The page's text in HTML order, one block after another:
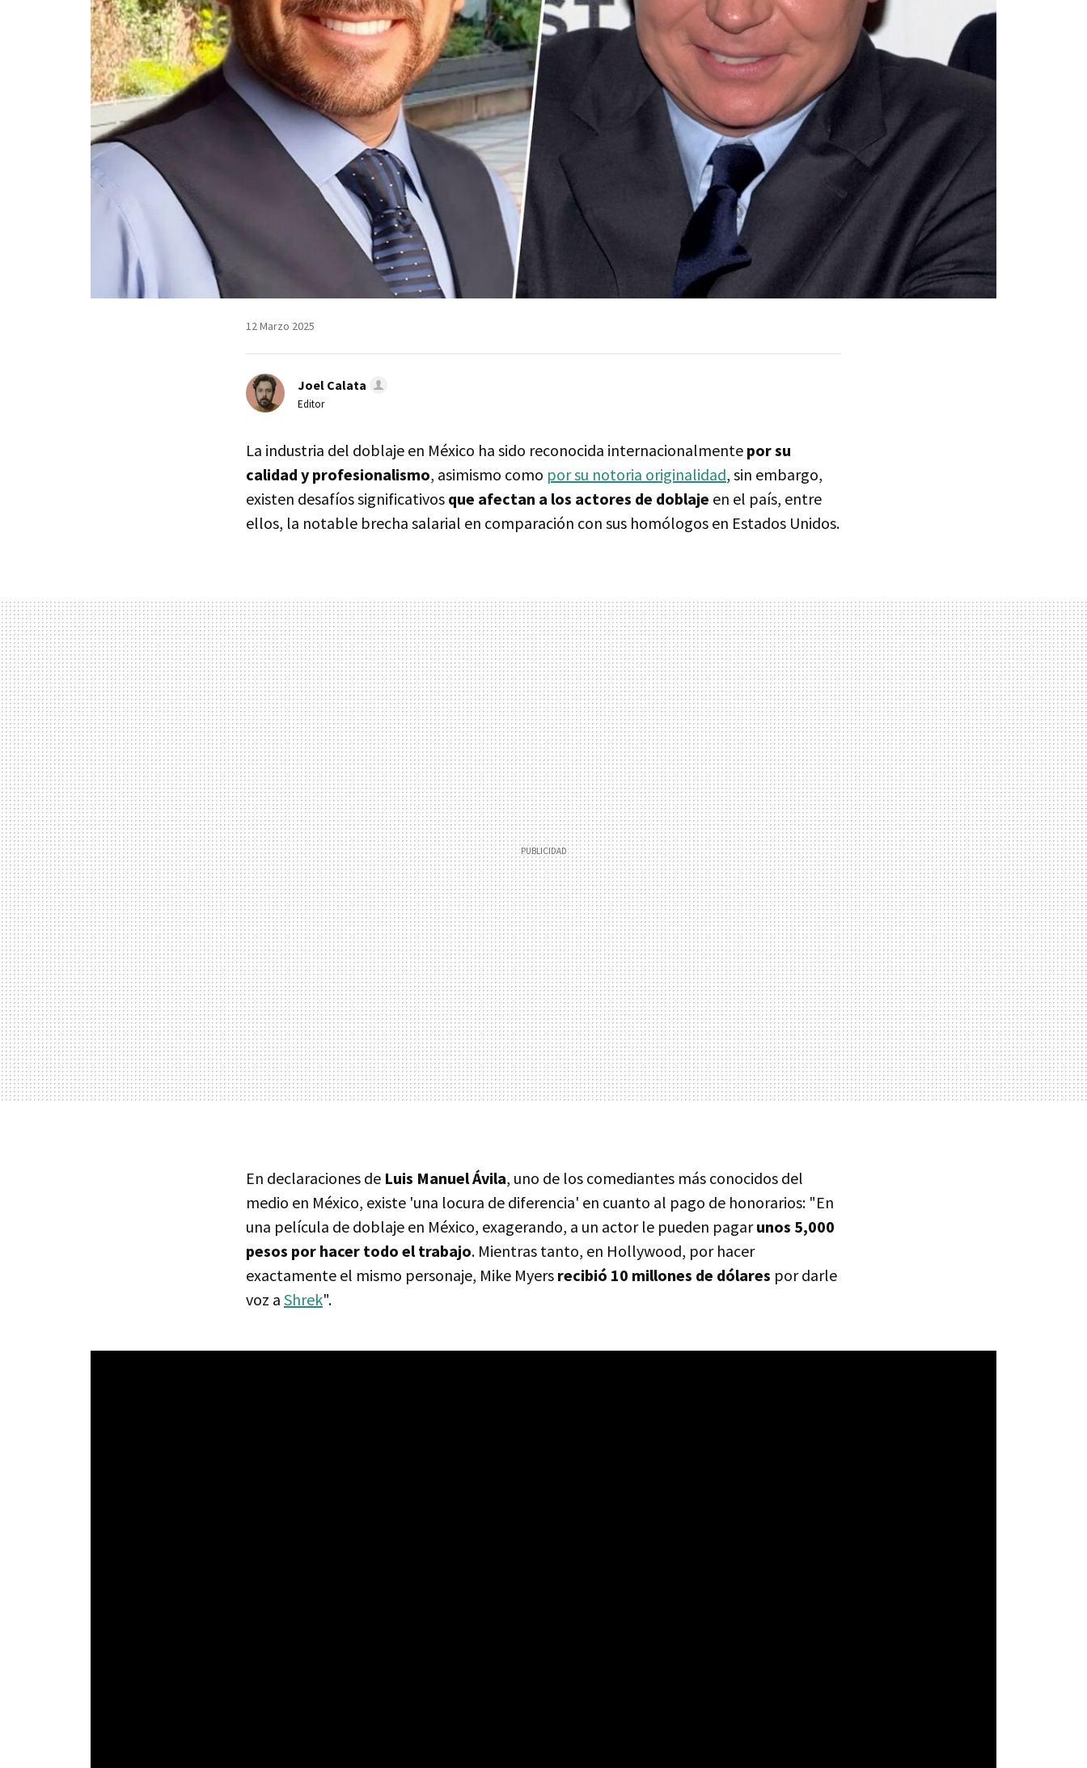
12 Marzo 2025
Joel Calata
Editor
La industria del doblaje en México ha sido reconocida internacionalmente por su
calidad y profesionalismo, asimismo como por su notoria originalidad, sin embargo,
existen desafíos significativos que afectan a los actores de doblaje en el país, entre
ellos, la notable brecha salarial en comparación con sus homólogos en Estados Unidos.
En declaraciones de Luis Manuel Ávila, uno de los comediantes más conocidos del
medio en México, existe 'una locura de diferencia' en cuanto al pago de honorarios: "En
una película de doblaje en México, exagerando, a un actor le pueden pagarunos 5,000
pesos por hacer todo el trabajo. Mientras tanto, en Hollywood, por hacer
exactamente el mismo personaje, Mike Myers recibió 10 millones de dólares por darle
voz a Shrek".